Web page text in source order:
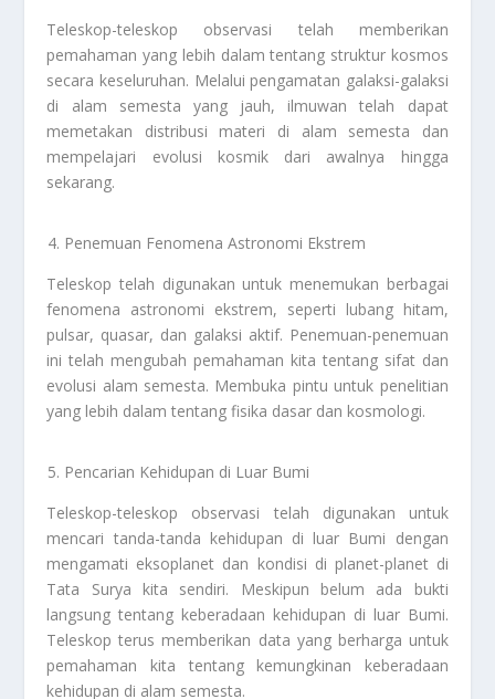
Teleskop-teleskop observasi telah memberikan
pemahaman yang lebih dalam tentang struktur kosmos
secara keseluruhan. Melalui pengamatan galaksi-galaksi
di alam semesta yang jauh, ilmuwan telah dapat
memetakan distribusi materi di alam semesta dan
mempelajari evolusi kosmik dari awalnya hingga
sekarang.
Penemuan Fenomena Astronomi Ekstrem
Teleskop telah digunakan untuk menemukan berbagai
fenomena astronomi ekstrem, seperti lubang hitam,
pulsar, quasar, dan galaksi aktif. Penemuan-penemuan
ini telah mengubah pemahaman kita tentang sifat dan
evolusi alam semesta. Membuka pintu untuk penelitian
yang lebih dalam tentang fisika dasar dan kosmologi.
Pencarian Kehidupan di Luar Bumi
Teleskop-teleskop observasi telah digunakan untuk
mencari tanda-tanda kehidupan di luar Bumi dengan
mengamati eksoplanet dan kondisi di planet-planet di
Tata Surya kita sendiri. Meskipun belum ada bukti
langsung tentang keberadaan kehidupan di luar Bumi.
Teleskop terus memberikan data yang berharga untuk
pemahaman kita tentang kemungkinan keberadaan
kehidupan di alam semesta.